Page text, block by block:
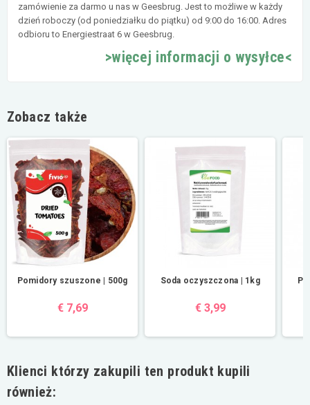
zamówienie za darmo u nas w Geesbrug. Jest to możliwe w każdy
dzień roboczy (od poniedziałku do piątku) od 9:00 do 16:00. Adres
odbioru to Energiestraat 6 w Geesbrug.
>więcej informacji o wysyłce<
Zobacz także
Pomidory szuszone | 500g
€ 7,69
Soda oczyszczona | 1kg
€ 3,99
Klienci którzy zakupili ten produkt kupili
również: